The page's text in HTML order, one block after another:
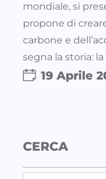
mondiale, si
propone di
carbone e
segna la storia:
19 Aprile
CERCA